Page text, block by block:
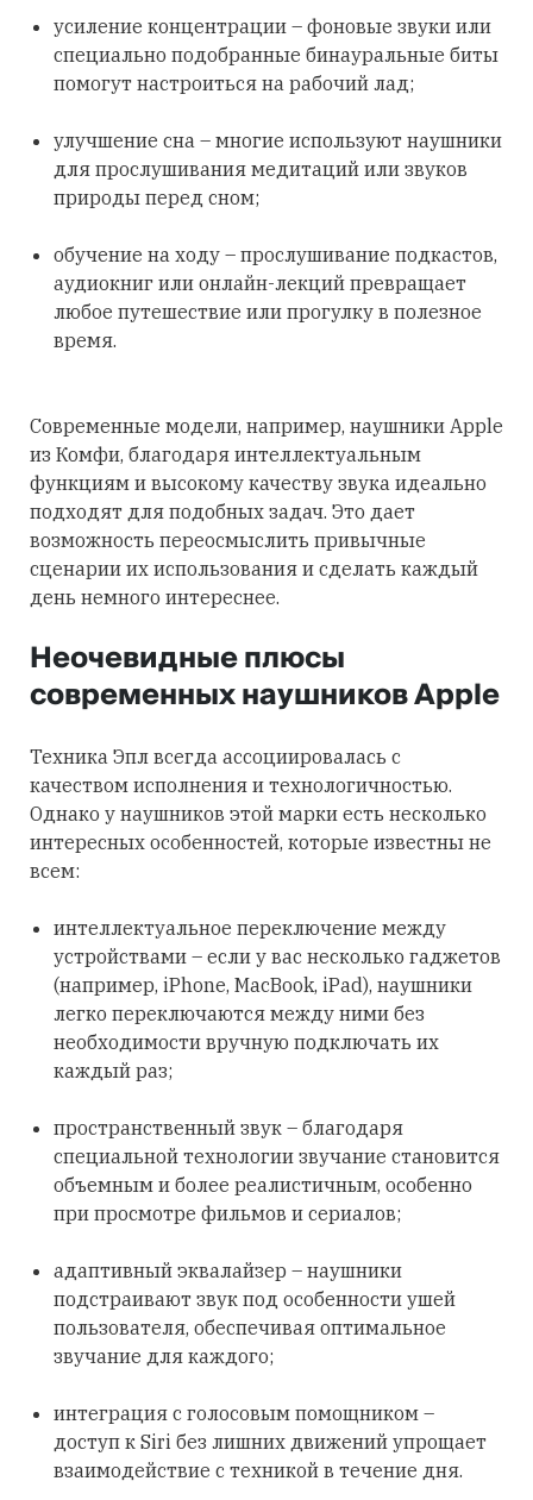
усиление концентрации – фоновые звуки или
специально подобранные бинауральные биты
помогут настроиться на рабочий лад;
улучшение сна – многие используют наушники
для прослушивания медитаций или звуков
природы перед сном;
обучение на ходу – прослушивание подкастов,
аудиокниг или онлайн-лекций превращает
любое путешествие или прогулку в полезное
время.
Современные модели, например, наушники Apple
из Комфи, благодаря интеллектуальным
функциям и высокому качеству звука идеально
подходят для подобных задач. Это дает
возможность переосмыслить привычные
сценарии их использования и сделать каждый
день немного интереснее.
Неочевидные плюсы
современных наушников Apple
Техника Эпл всегда ассоциировалась с
качеством исполнения и технологичностью.
Однако у наушников этой марки есть несколько
интересных особенностей, которые известны не
всем:
интеллектуальное переключение между
устройствами – если у вас несколько гаджетов
(например, iPhone, MacBook, iPad), наушники
легко переключаются между ними без
необходимости вручную подключать их
каждый раз;
пространственный звук – благодаря
специальной технологии звучание становится
объемным и более реалистичным, особенно
при просмотре фильмов и сериалов;
адаптивный эквалайзер – наушники
подстраивают звук под особенности ушей
пользователя, обеспечивая оптимальное
звучание для каждого;
интеграция с голосовым помощником –
доступ к Siri без лишних движений упрощает
взаимодействие с техникой в течение дня.